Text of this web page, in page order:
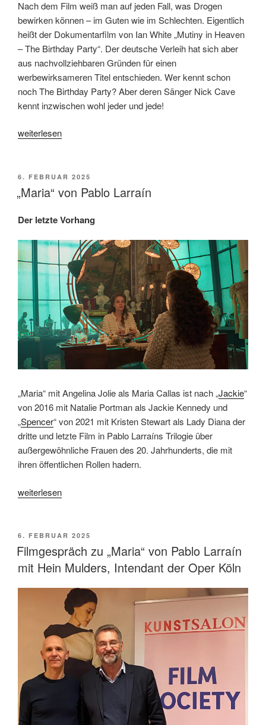
Nach dem Film weiß man auf jeden Fall, was Drogen
bewirken können – im Guten wie im Schlechten. Eigentlich
heißt der Dokumentarfilm von Ian White „Mutiny in Heaven
– The Birthday Party“. Der deutsche Verleih hat sich aber
aus nachvollziehbaren Gründen für einen
werbewirksameren Titel entschieden. Wer kennt schon
noch The Birthday Party? Aber deren Sänger Nick Cave
kennt inzwischen wohl jeder und jede!
„„Mutiny
–
Die
Jahre
Nick
Cave“
von
Ian
White“
weiterlesen
VERÖFFENTLICHT
AM
6. FEBRUAR 2025
„Maria“ von Pablo Larraín
Der letzte Vorhang
„Maria“ mit Angelina Jolie als Maria Callas ist nach „Jackie“
von 2016 mit Natalie Portman als Jackie Kennedy und
„Spencer“ von 2021 mit Kristen Stewart als Lady Diana der
dritte und letzte Film in Pablo Larraíns Trilogie über
außergewöhnliche Frauen des 20. Jahrhunderts, die mit
ihren öffentlichen Rollen hadern.
„„Maria“
Larraín“
weiterlesen
VERÖFFENTLICHT
AM
6. FEBRUAR 2025
Filmgespräch zu „Maria“ von Pablo Larraín
mit Hein Mulders, Intendant der Oper Köln